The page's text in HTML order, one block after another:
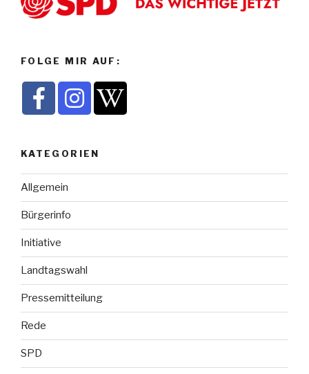
FOLGE MIR AUF:
KATEGORIEN
Allgemein
Bürgerinfo
Initiative
Landtagswahl
Pressemitteilung
Rede
SPD